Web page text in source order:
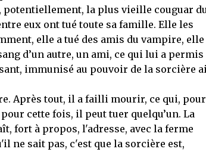
potentiellement, la plus vieille couguar
eux ont tué toute sa famille. Elle les
elle a tué des amis du vampire, elle
d’un autre, un ami, ce qui lui a permis
immunisé au pouvoir de la sorcière
Après tout, il a failli mourir, ce qui,
cette fois, il peut tuer quelqu’un. La
fort à propos, l'adresse, avec la ferme
ne sait pas, c'est que la sorcière est,